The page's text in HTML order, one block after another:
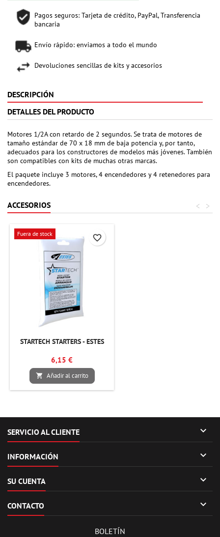
Pagos seguros: Tarjeta de crédito, PayPal, Transferencia
bancaria
Envío rápido: enviamos a todo el mundo
Devoluciones sencillas de kits y accesorios
DESCRIPCIÓN
DETALLES DEL PRODUCTO
Motores 1/2A con retardo de 2 segundos. Se trata de motores de
tamaño estándar de 70 x 18 mm de baja potencia y, por tanto,
adecuados para los constructores de modelos más jóvenes. También
son compatibles con kits de muchas otras marcas.
El paquete incluye 3 motores, 4 encendedores y 4 retenedores para
encendedores.
ACCESORIOS >
<
Fuera de stock
STARTECH STARTERS - ESTES
6,15 €
 Añadir al carrito
favorite_border
SERVICIO AL CLIENTE 
INFORMACIÓN 
SU CUENTA 
CONTACTO 
BOLETÍN